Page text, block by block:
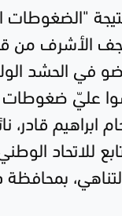
نتيجة
الأشرف
في الحشد
عليّ
ابراهيم
للاتحاد
التناهي،